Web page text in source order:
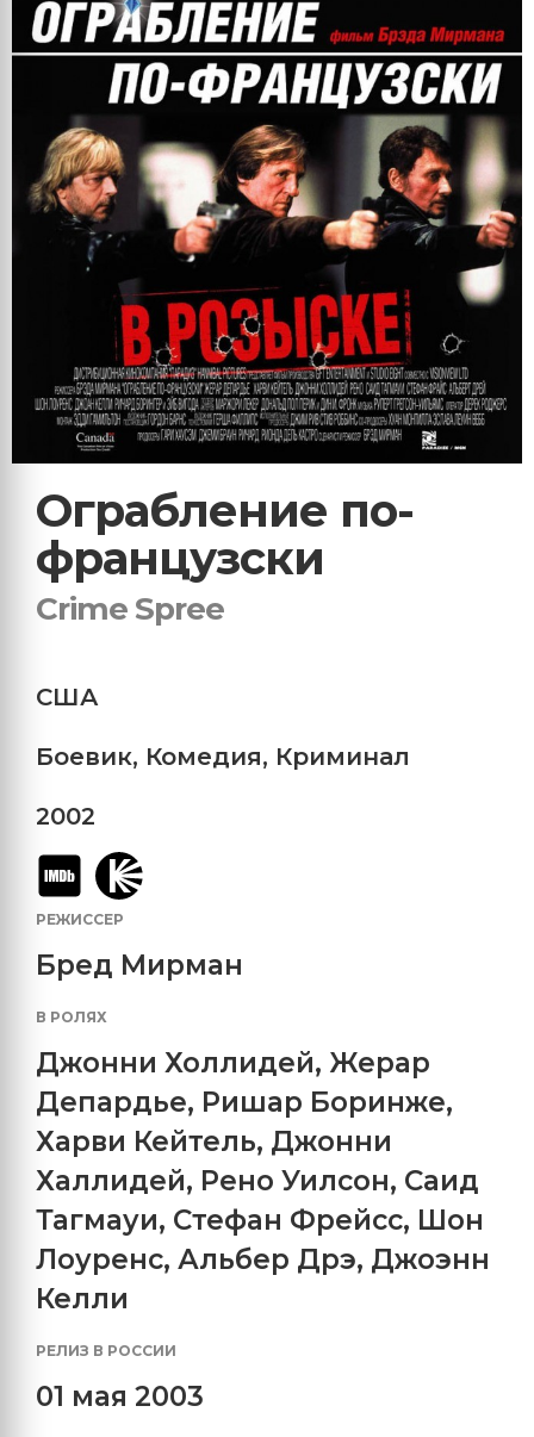
Ограбление по-
французски
Crime Spree
США
Боевик, Комедия, Криминал
2002
РЕЖИССЕР
Бред Мирман
В РОЛЯХ
Джонни Холлидей, Жерар
Депардье, Ришар Боринже,
Харви Кейтель, Джонни
Халлидей, Рено Уилсон, Саид
Тагмауи, Стефан Фрейсс, Шон
Лоуренс, Альбер Дрэ, Джоэнн
Келли
РЕЛИЗ В РОССИИ
01 мая 2003